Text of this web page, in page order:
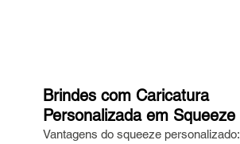
Brindes com Caricatura
Personalizada em Squeeze
Vantagens do squeeze personalizado: